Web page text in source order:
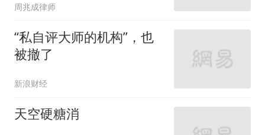
单向追责！
周兆成律师
“私自评大师的机构”，也
被撤了
新浪财经
天空硬糖消